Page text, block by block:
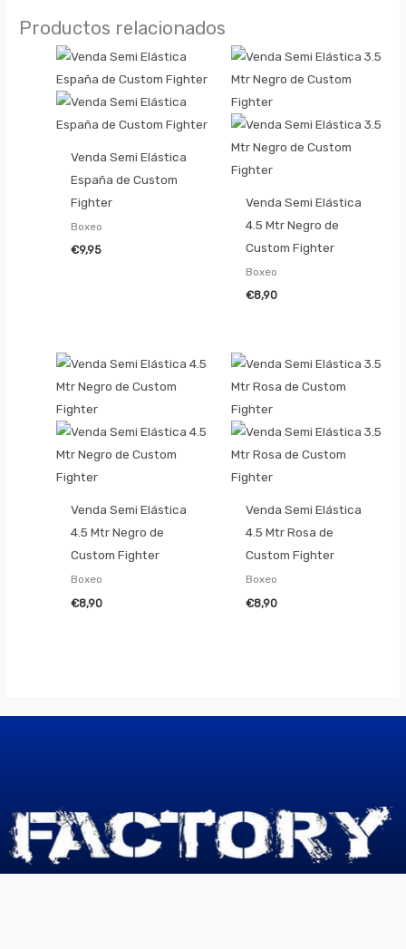
Productos relacionados
Venda Semi Elástica
España de Custom
Fighter
Boxeo
€9,95
Venda Semi Elástica
4.5 Mtr Negro de
Custom Fighter
Boxeo
€8,90
Venda Semi Elástica
4.5 Mtr Negro de
Custom Fighter
Boxeo
€8,90
Venda Semi Elástica
4.5 Mtr Rosa de
Custom Fighter
Boxeo
€8,90